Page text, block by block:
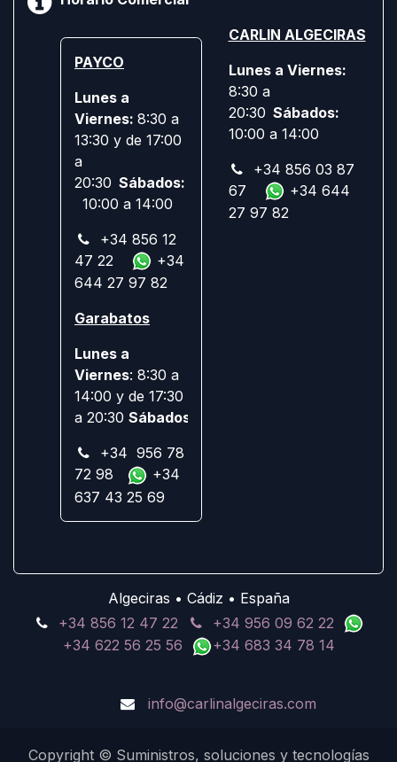
PAYCO
Lunes a
Viernes: 8:30 a
13:30 y de 17:00
a
20:30 Sábados:
10:00 a 14:00
+34 856 12
47 22
+34
644 27 97 82
Garabatos
Lunes a
Viernes: 8:30 a
14:00 y de 17:30
a 20:30 Sábados:
+34 956 78
72 98
+34
637 43 25 69
CARLIN ALGECIRAS
Lunes a Viernes:
8:30 a
20:30 Sábados:
10:00 a 14:00
+34 856 03 87
67
+34 644
27 97 82
Algeciras • Cádiz • España
+34 856 12 47 22
+34 956 09 62 22
+34 622 56 25 56
+34 683 34 78 14
info@carlinalgeciras.com
Copyright © Suministros, soluciones y tecnologías